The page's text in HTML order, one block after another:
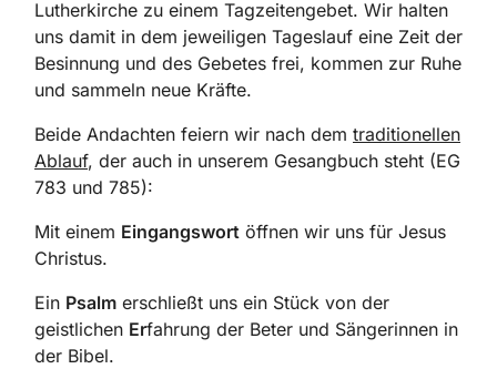
Lutherkirche zu einem Tagzeitengebet. Wir halten
uns damit in dem jeweiligen Tageslauf eine Zeit der
Besinnung und des Gebetes frei, kommen zur Ruhe
und sammeln neue Kräfte.
Beide Andachten feiern wir nach dem traditionellen
Ablauf, der auch in unserem Gesangbuch steht (EG
783 und 785):
Mit einem Eingangswort öffnen wir uns für Jesus
Christus.
Ein Psalm erschließt uns ein Stück von der
geistlichen Erfahrung der Beter und Sängerinnen in
der Bibel.